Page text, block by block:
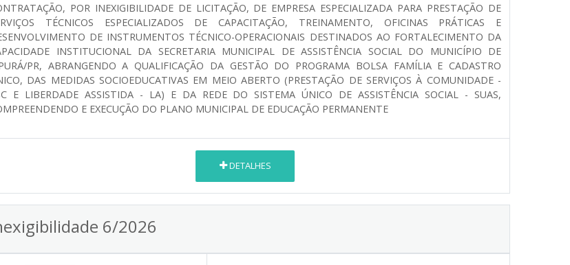
POR INEXIGIBILIDADE DE LICITAÇÃO, DE EMPRESA ESPECIALIZADA PARA PRESTAÇÃO DE
TÉCNICOS ESPECIALIZADOS DE CAPACITAÇÃO, TREINAMENTO, OFICINAS PRÁTICAS E
DE INSTRUMENTOS TÉCNICO-OPERACIONAIS DESTINADOS AO FORTALECIMENTO DA
INSTITUCIONAL DA SECRETARIA MUNICIPAL DE ASSISTÊNCIA SOCIAL DO MUNICÍPIO DE
PR, ABRANGENDO A QUALIFICAÇÃO DA GESTÃO DO PROGRAMA BOLSA FAMÍLIA E CADASTRO
DAS MEDIDAS SOCIOEDUCATIVAS EM MEIO ABERTO (PRESTAÇÃO DE SERVIÇOS À COMUNIDADE -
E LIBERDADE ASSISTIDA - LA) E DA REDE DO SISTEMA ÚNICO DE ASSISTÊNCIA SOCIAL - SUAS,
E EXECUÇÃO DO PLANO MUNICIPAL DE EDUCAÇÃO PERMANENTE
DETALHES
6/2026